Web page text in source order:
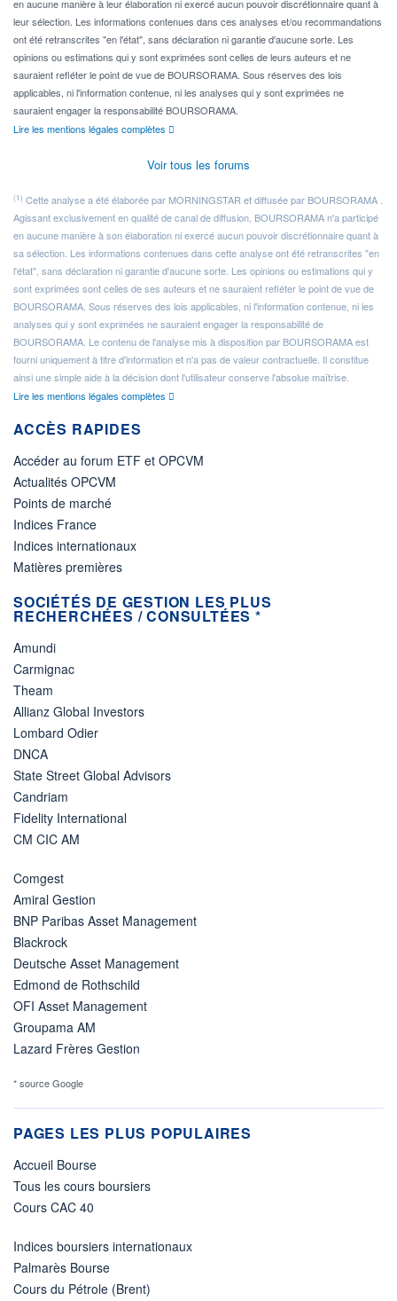
en aucune manière à leur élaboration ni exercé aucun pouvoir discrétionnaire quant à
leur sélection. Les informations contenues dans ces analyses et/ou recommandations
ont été retranscrites "en l'état", sans déclaration ni garantie d'aucune sorte. Les
opinions ou estimations qui y sont exprimées sont celles de leurs auteurs et ne
sauraient refléter le point de vue de BOURSORAMA. Sous réserves des lois
applicables, ni l'information contenue, ni les analyses qui y sont exprimées ne
sauraient engager la responsabilité BOURSORAMA.
Lire les mentions légales complètes
Voir tous les forums
(1) Cette analyse a été élaborée par MORNINGSTAR et diffusée par BOURSORAMA .
Agissant exclusivement en qualité de canal de diffusion, BOURSORAMA n'a participé
en aucune manière à son élaboration ni exercé aucun pouvoir discrétionnaire quant à
sa sélection. Les informations contenues dans cette analyse ont été retranscrites "en
l'état", sans déclaration ni garantie d'aucune sorte. Les opinions ou estimations qui y
sont exprimées sont celles de ses auteurs et ne sauraient refléter le point de vue de
BOURSORAMA. Sous réserves des lois applicables, ni l'information contenue, ni les
analyses qui y sont exprimées ne sauraient engager la responsabilité de
BOURSORAMA. Le contenu de l'analyse mis à disposition par BOURSORAMA est
fourni uniquement à titre d'information et n'a pas de valeur contractuelle. Il constitue
ainsi une simple aide à la décision dont l'utilisateur conserve l'absolue maîtrise.
Lire les mentions légales complètes
ACCÈS RAPIDES
Accéder au forum ETF et OPCVM
Actualités OPCVM
Points de marché
Indices France
Indices internationaux
Matières premières
SOCIÉTÉS DE GESTION LES PLUS
RECHERCHÉES / CONSULTÉES *
Amundi
Carmignac
Theam
Allianz Global Investors
Lombard Odier
DNCA
State Street Global Advisors
Candriam
Fidelity International
CM CIC AM
Comgest
Amiral Gestion
BNP Paribas Asset Management
Blackrock
Deutsche Asset Management
Edmond de Rothschild
OFI Asset Management
Groupama AM
Lazard Frères Gestion
* source Google
PAGES LES PLUS POPULAIRES
Accueil Bourse
Tous les cours boursiers
Cours CAC 40
Indices boursiers internationaux
Palmarès Bourse
Cours du Pétrole (Brent)